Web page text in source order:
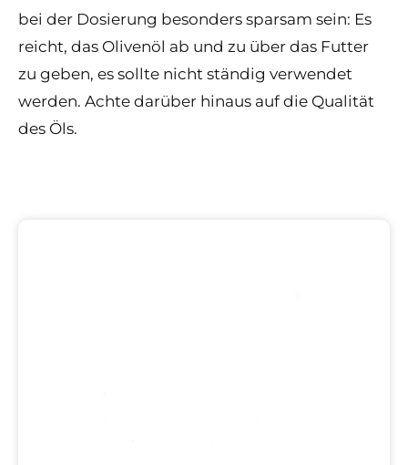
bei der Dosierung besonders sparsam sein: Es
reicht, das Olivenöl ab und zu über das Futter
zu geben, es sollte nicht ständig verwendet
werden. Achte darüber hinaus auf die Qualität
des Öls.